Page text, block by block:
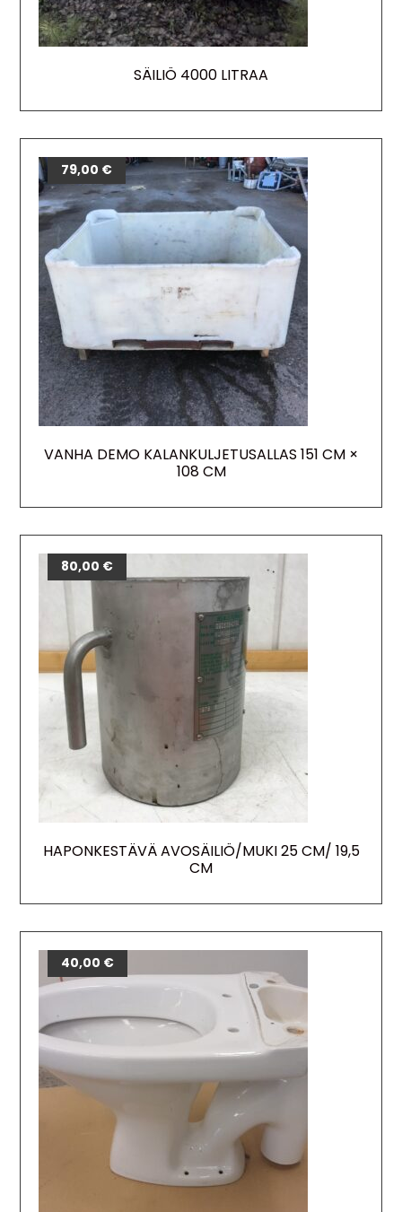
SÄILIÖ 4000 LITRAA
VANHA DEMO KALANKULJETUSALLAS 151 CM ×
108 CM
79,00 €
HAPONKESTÄVÄ AVOSÄILIÖ/MUKI 25 CM/ 19,5
CM
80,00 €
40,00 €